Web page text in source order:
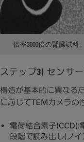
倍率3000倍の腎臓試料
ステップ3) センサ
構造が基本的に異なる
に応じてTEMカメラの
電荷結合素子(CCD):
段階で読み出し(ノ